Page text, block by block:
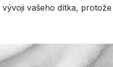
vašeho dítka,